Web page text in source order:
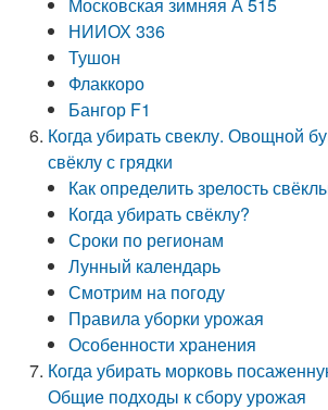
НИИОХ 336
Тушон
Флаккоро
Бангор F1
Когда убирать свеклу. Овощной
свёклу с грядки
Как определить зрелость
Когда убирать свёклу?
Сроки по регионам
Лунный календарь
Смотрим на погоду
Правила уборки урожая
Особенности хранения
Когда убирать морковь
Общие подходы к сбору урожая